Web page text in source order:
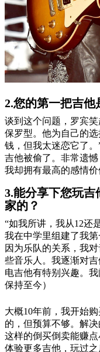
2.您的第一把吉他
谈到这个问题，罗宾
保罗型。他为自己的
钱，但我太迷恋它了
吉他被偷了。非常遗
我却拥有最高的感情价
3.能分享下您玩
家的？
“如我所讲，我从12还
我在中学里组建了我
因为乐队的关系，我
些音乐人。我逐渐对
电吉他有特别兴趣。
保持至今）
大概10年前，我开始
的，但预算不够。解
这样的倒买倒卖能赚
体验更多吉他，玩过